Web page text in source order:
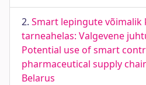
2. Smart lepingute
tarneahelas: Valgevene
Potential use of smart
pharmaceutical supply
Belarus